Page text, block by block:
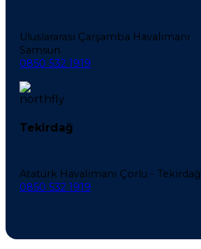
Uluslararası Çarşamba Havalimanı
Samsun
0850 532 1919
Tekirdağ
Atatürk Havalimanı Çorlu - Tekirdağ
0850 532 1919